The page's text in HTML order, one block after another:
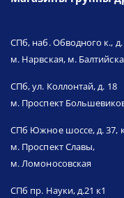
СПб, наб. Обводного к.,
м. Нарвская, м.
СПб, ул. Коллонтай, д. 18
м. Проспект
СПб Южное шоссе, д. 37,
м. Проспект Славы,
м. Ломоносовская
СПб пр. Науки, д.21 к1